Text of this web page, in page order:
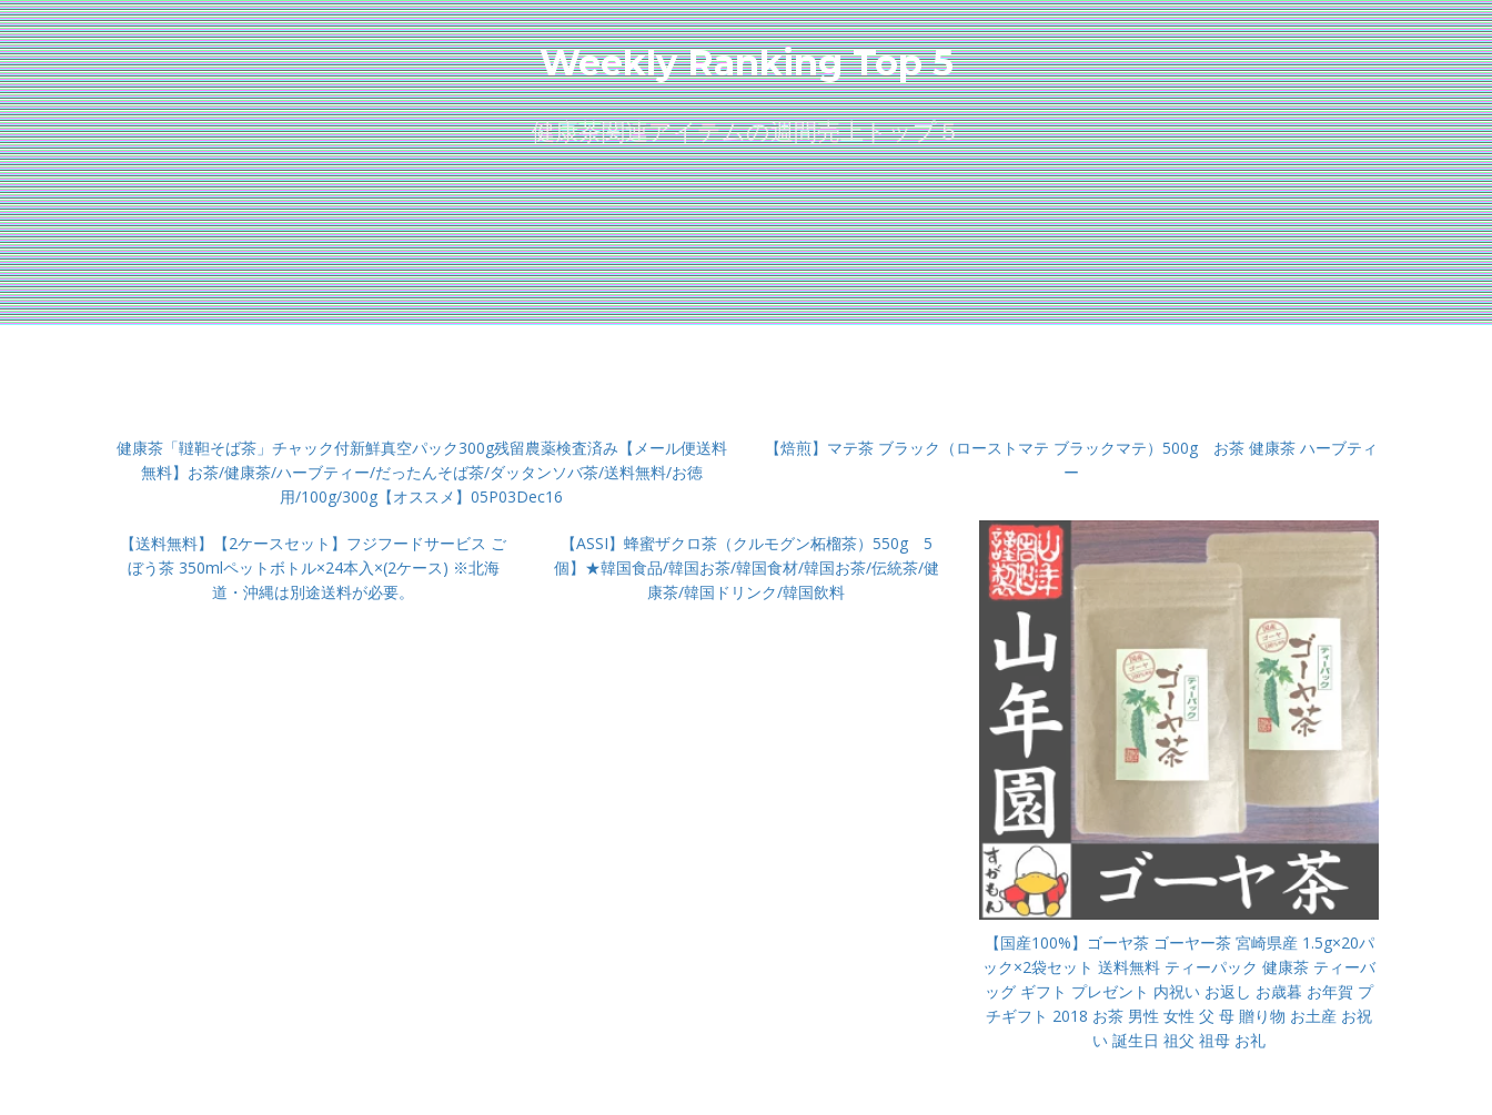
Weekly Ranking Top 5
健康茶関連アイテムの週間売上トップ５
健康茶「韃靼そば茶」チャック付新鮮真空パック300g残留農薬検査済み【メール便送料
無料】お茶/健康茶/ハーブティー/だったんそば茶/ダッタンソバ茶/送料無料/お徳
用/100g/300g【オススメ】05P03Dec16
【焙煎】マテ茶 ブラック（ローストマテ ブラックマテ）500g お茶 健康茶 ハーブティ
ー
【送料無料】【2ケースセット】フジフードサービス ご
ぼう茶 350mlペットボトル×24本入×(2ケース) ※北海
道・沖縄は別途送料が必要。
【ASSI】蜂蜜ザクロ茶（クルモグン柘榴茶）550g 5
個】★韓国食品/韓国お茶/韓国食材/韓国お茶/伝統茶/健
康茶/韓国ドリンク/韓国飲料
【国産100%】ゴーヤ茶 ゴーヤー茶 宮崎県産 1.5g×20パ
ック×2袋セット 送料無料 ティーパック 健康茶 ティーバ
ッグ ギフト プレゼント 内祝い お返し お歳暮 お年賀 プ
チギフト 2018 お茶 男性 女性 父 母 贈り物 お土産 お祝
い 誕生日 祖父 祖母 お礼